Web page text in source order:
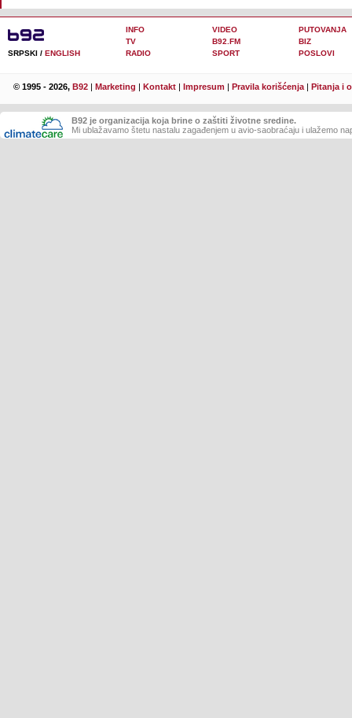
SRPSKI / ENGLISH
INFO VIDEO
PUTOVANJA
TV
B92.FM
BIZ
RADIO
SPORT POSLOVI
© 1995 - 2026, B92 | Marketing | Kontakt | Impresum | Pravila korišćenja | Pitanja i
B92 je organizacija koja brine o zaštiti životne sredine.
Mi ublažavamo štetu nastalu zagađenjem u avio-saobraćaju i ulažemo